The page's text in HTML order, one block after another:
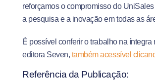
reforçamos o compromisso do
a pesquisa e a inovação em todas as
É possível conferir o trabalho na íntegra
editora Seven, também acessível
Referência da Publicação: